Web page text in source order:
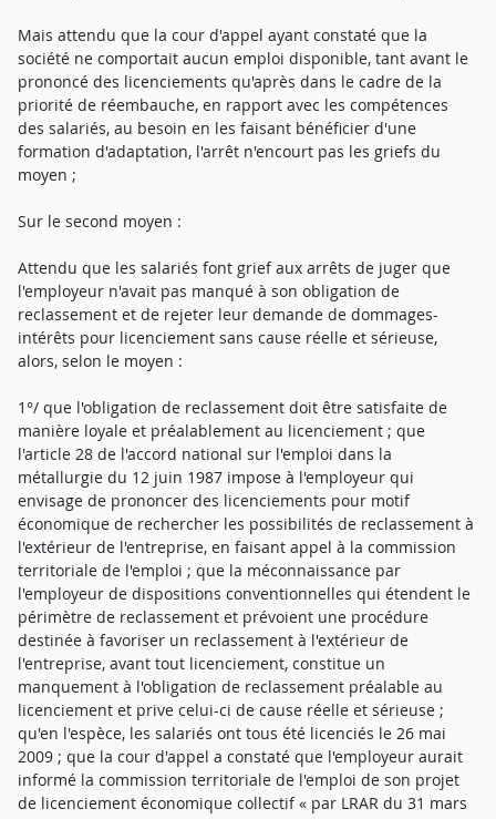
Mais attendu que la cour d'appel ayant constaté que la
société ne comportait aucun emploi disponible, tant avant le
prononcé des licenciements qu'après dans le cadre de la
priorité de réembauche, en rapport avec les compétences
des salariés, au besoin en les faisant bénéficier d'une
formation d'adaptation, l'arrêt n'encourt pas les griefs du
moyen ;
Sur le second moyen :
Attendu que les salariés font grief aux arrêts de juger que
l'employeur n'avait pas manqué à son obligation de
reclassement et de rejeter leur demande de dommages-
intérêts pour licenciement sans cause réelle et sérieuse,
alors, selon le moyen :
1°/ que l'obligation de reclassement doit être satisfaite de
manière loyale et préalablement au licenciement ; que
l'article 28 de l'accord national sur l'emploi dans la
métallurgie du 12 juin 1987 impose à l'employeur qui
envisage de prononcer des licenciements pour motif
économique de rechercher les possibilités de reclassement à
l'extérieur de l'entreprise, en faisant appel à la commission
territoriale de l'emploi ; que la méconnaissance par
l'employeur de dispositions conventionnelles qui étendent le
périmètre de reclassement et prévoient une procédure
destinée à favoriser un reclassement à l'extérieur de
l'entreprise, avant tout licenciement, constitue un
manquement à l'obligation de reclassement préalable au
licenciement et prive celui-ci de cause réelle et sérieuse ;
qu'en l'espèce, les salariés ont tous été licenciés le 26 mai
2009 ; que la cour d'appel a constaté que l'employeur aurait
informé la commission territoriale de l'emploi de son projet
de licenciement économique collectif « par LRAR du 31 mars